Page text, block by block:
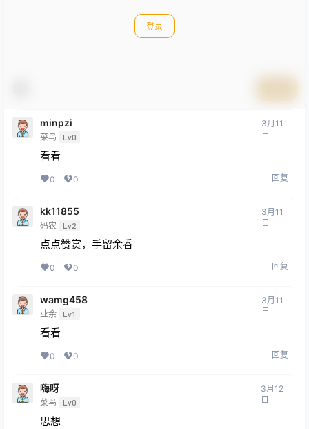
登录
minpzi
菜鸟 Lv0
3月11
日
看看
0 0 回复
kk11855
码农 Lv2
3月11
日
点点赞赏，手留余香
0 0 回复
wamg458
业余 Lv1
3月11
日
看看
0 0 回复
嗨呀
菜鸟 Lv0
3月12
日
思想